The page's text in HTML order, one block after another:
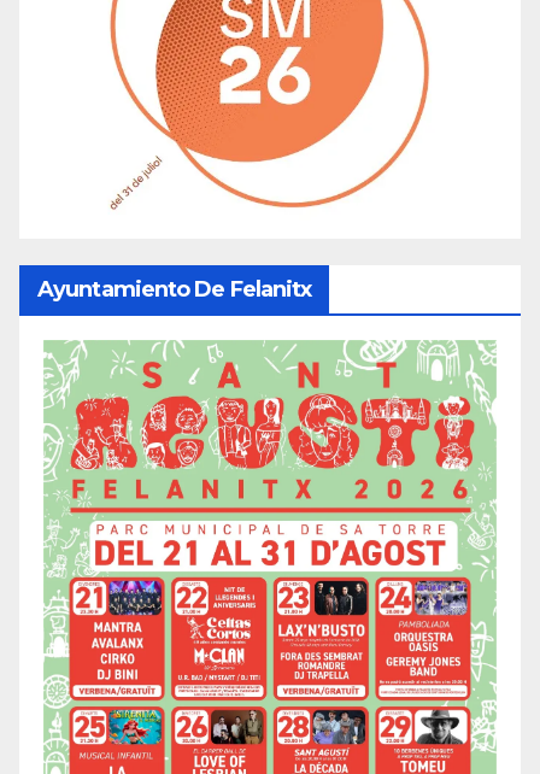
Ayuntamiento De Felanitx